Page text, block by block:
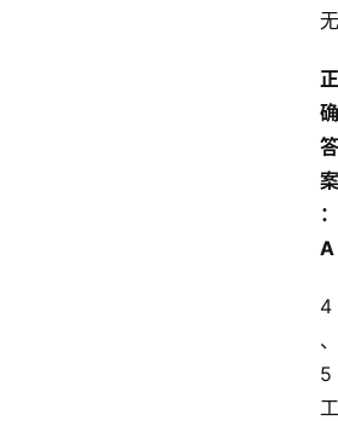
无
正
确
答
案
：
A
4
、
5
工